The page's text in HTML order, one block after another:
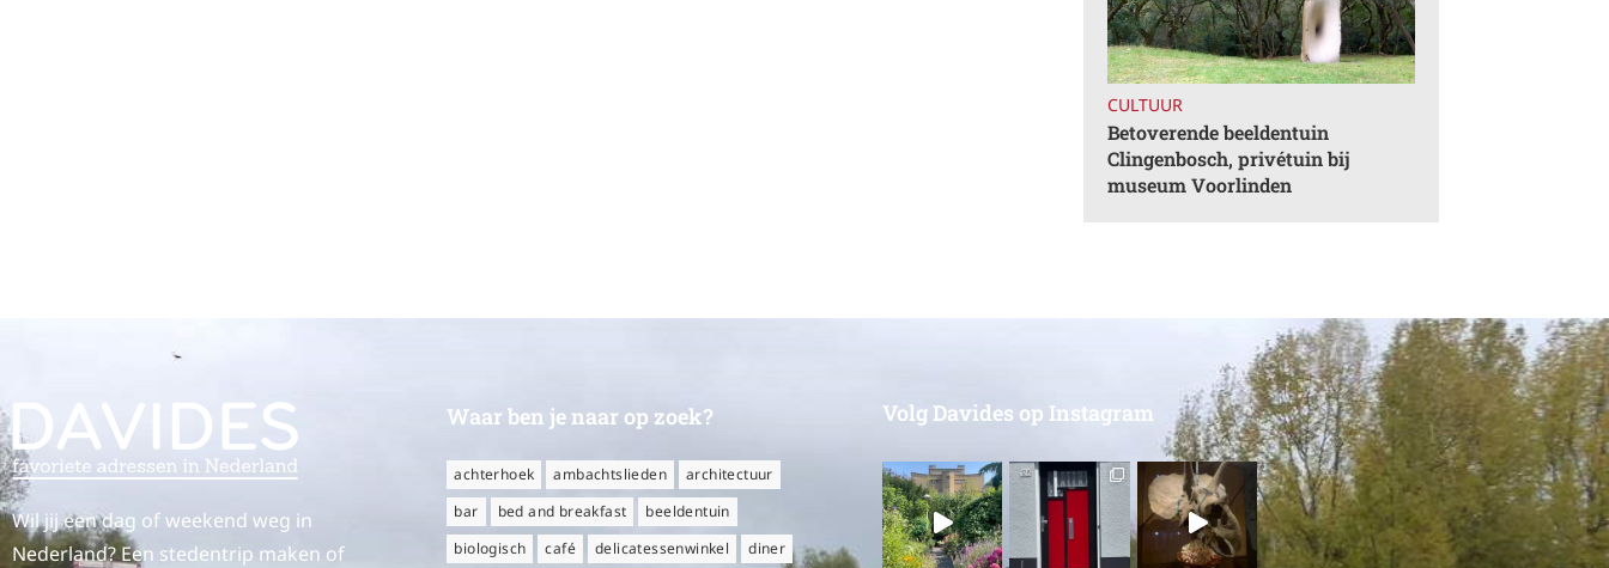
CULTUUR
Betoverende beeldentuin
Clingenbosch, privétuin bij
museum Voorlinden
Wil jij een dag of weekend weg in
Nederland? Een stedentrip maken of
Waar ben je naar op zoek?
achterhoek ambachtslieden
architectuur
bar
bed and breakfast
beeldentuin
biologisch
café delicatessenwinkel
diner
Volg Davides op Instagram